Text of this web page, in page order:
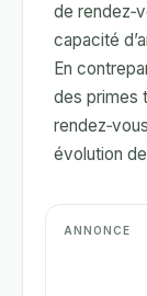
de
capacité
En
des primes
évolution